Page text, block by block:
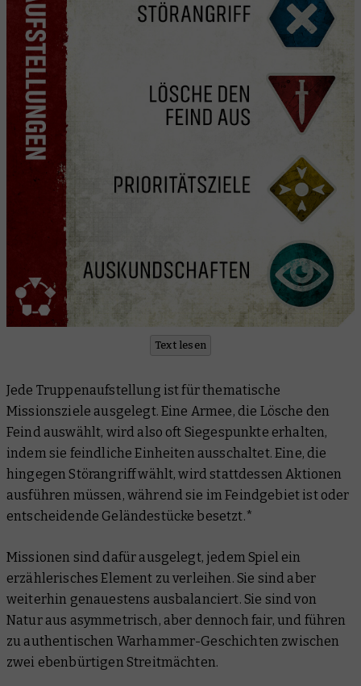
Text lesen
Jede Truppenaufstellung ist für thematische
Missionsziele ausgelegt. Eine Armee, die Lösche den
Feind auswählt, wird also oft Siegespunkte erhalten,
indem sie feindliche Einheiten ausschaltet. Eine, die
hingegen Störangriff wählt, wird stattdessen Aktionen
ausführen müssen, während sie im Feindgebiet ist oder
entscheidende Geländestücke besetzt.*
Missionen sind dafür ausgelegt, jedem Spiel ein
erzählerisches Element zu verleihen. Sie sind aber
weiterhin genauestens ausbalanciert. Sie sind von
Natur aus asymmetrisch, aber dennoch fair, und führen
zu authentischen Warhammer-Geschichten zwischen
zwei ebenbürtigen Streitmächten.